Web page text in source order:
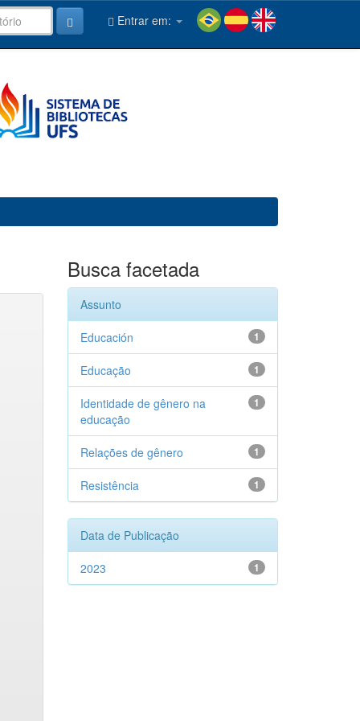
Entrar em:
Busca facetada
Assunto
1
Educación
1
Educação
1
Identidade de gênero na
educação
1
Relações de gênero
1
Resistência
Data de Publicação
1
2023